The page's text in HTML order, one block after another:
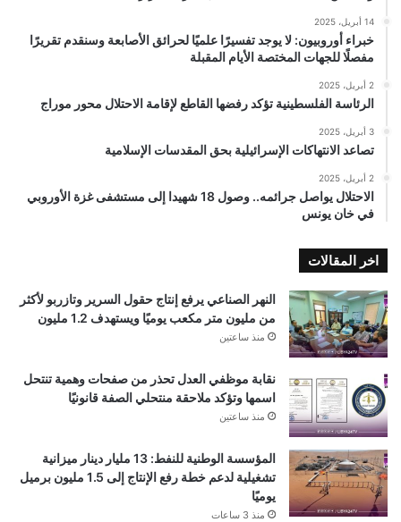
14 أبريل، 2025
خبراء أوروبيون: لا يوجد تفسيرًا علميًا لحرائق الأصابعة وسنقدم تقريرًا
مفصلًا للجهات المختصة الأيام المقبلة
2 أبريل، 2025
الرئاسة الفلسطينية تؤكد رفضها القاطع لإقامة الاحتلال محور موراج
3 أبريل، 2025
تصاعد الانتهاكات الإسرائيلية بحق المقدسات الإسلامية
2 أبريل، 2025
الاحتلال يواصل جرائمه.. وصول 18 شهيدا إلى مستشفى غزة الأوروبي
في خان يونس
اخر المقالات
النهر الصناعي يرفع إنتاج حقول السرير وتازربو لأكثر
من مليون متر مكعب يوميًا ويستهدف 1.2 مليون
منذ ساعتين
نقابة موظفي العدل تحذر من صفحات وهمية تنتحل
اسمها وتؤكد ملاحقة منتحلي الصفة قانونيًا
منذ ساعتين
المؤسسة الوطنية للنفط: 13 مليار دينار ميزانية
تشغيلية لدعم خطة رفع الإنتاج إلى 1.5 مليون برميل
يوميًا
منذ 3 ساعات